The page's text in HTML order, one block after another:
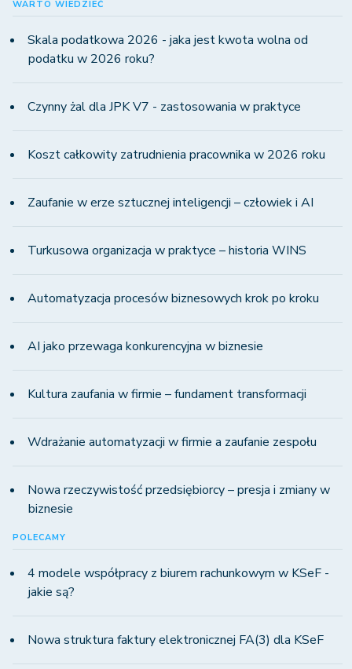
WARTO WIEDZIEĆ
Skala podatkowa 2026 - jaka jest kwota wolna od
podatku w 2026 roku?
Czynny żal dla JPK V7 - zastosowania w praktyce
Koszt całkowity zatrudnienia pracownika w 2026 roku
Zaufanie w erze sztucznej inteligencji – człowiek i AI
Turkusowa organizacja w praktyce – historia WINS
Automatyzacja procesów biznesowych krok po kroku
AI jako przewaga konkurencyjna w biznesie
Kultura zaufania w firmie – fundament transformacji
Wdrażanie automatyzacji w firmie a zaufanie zespołu
Nowa rzeczywistość przedsiębiorcy – presja i zmiany w
biznesie
POLECAMY
4 modele współpracy z biurem rachunkowym w KSeF -
jakie są?
Nowa struktura faktury elektronicznej FA(3) dla KSeF